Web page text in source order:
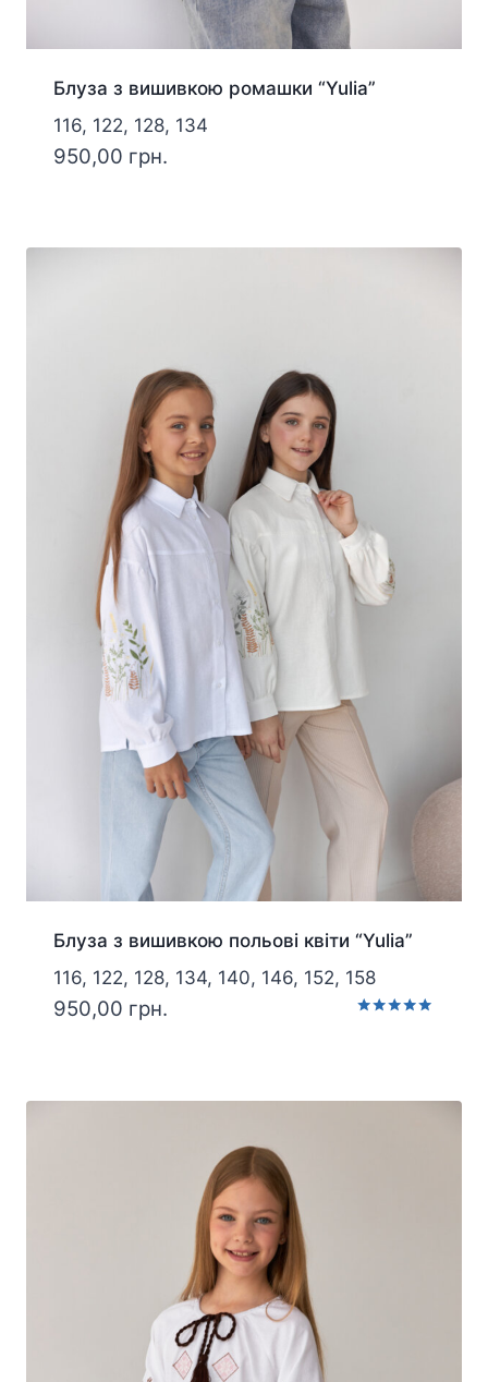
Блуза з вишивкою ромашки “Yulia”
116, 122, 128, 134
950,00 грн.
Блуза з вишивкою польові квіти “Yulia”
116, 122, 128, 134, 140, 146, 152, 158
950,00 грн.